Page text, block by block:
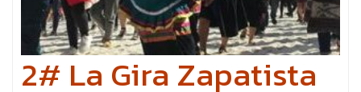
2# La Gira Zapatista